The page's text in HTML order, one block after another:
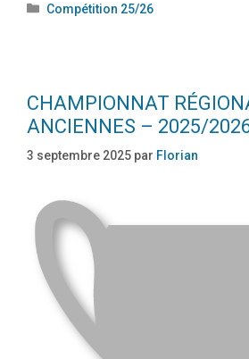
Compétition 25/26
CHAMPIONNAT
ANCIENNES – 2025/
3 septembre 2025 par Florian